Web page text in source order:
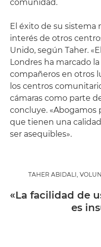
comunidad.
El éxito de su sistema
interés de otros
Unido, según Taher.
Londres ha marcado
compañeros en otros
los centros
cámaras como parte
concluye. «Abogamos
que tienen una
ser asequibles».
TAHER ABIDALI,
«La facilidad de
es